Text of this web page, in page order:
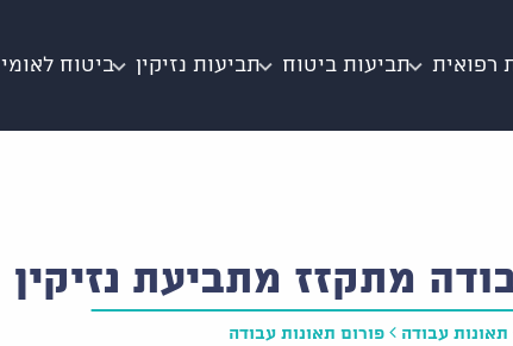
רפואית תביעות ביטוח תביעות נזיקין ביטוח לאומי
מתקזז מתביעת נזיקין
תאונות עבודה פורום תאונות עבודה